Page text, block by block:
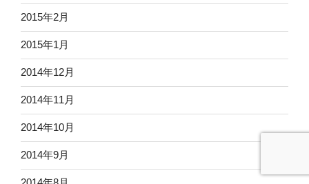
2015年2月
2015年1月
2014年12月
2014年11月
2014年10月
2014年9月